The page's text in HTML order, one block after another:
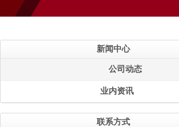
新闻中心
公司动态
业内资讯
联系方式